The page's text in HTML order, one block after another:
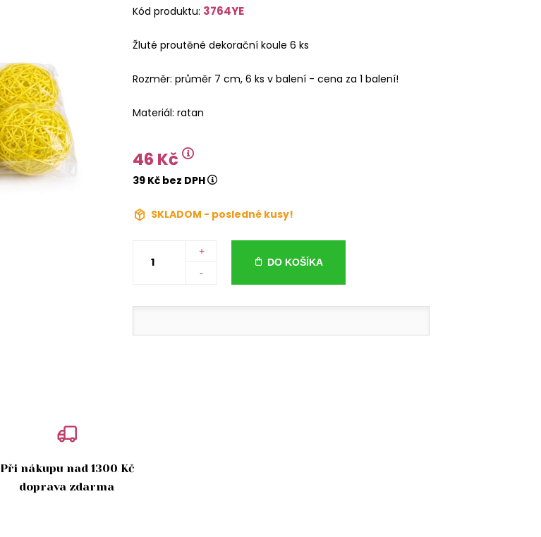
Kód produktu: 3764YE
Žluté proutěné dekorační koule 6 ks
Rozměr: průměr 7 cm, 6 ks v balení - cena za 1 balení!
Materiál: ratan
46 Kč
39 Kč bez DPH
SKLADOM - posledné kusy!
+
-
DO KOŠÍKA
Při nákupu nad 1300 Kč
doprava zdarma